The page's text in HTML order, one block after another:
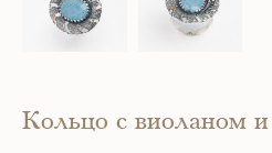
Кольцо с виоланом